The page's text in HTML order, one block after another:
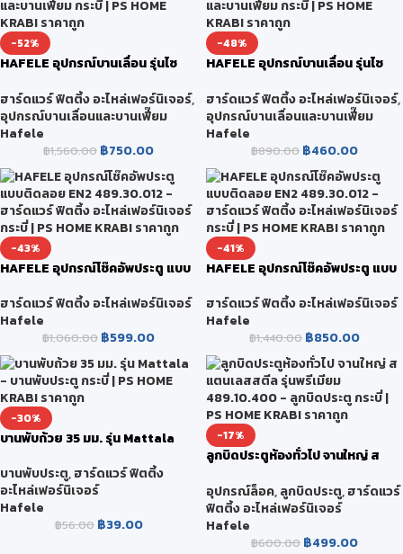
-52%
HAFELE อุปกรณ์บานเลื่อน รุ่นไซ
499.72.055
ฮาร์ดแวร์ ฟิตติ้ง อะไหล่เฟอร์นิเจอร์,
อุปกรณ์บานเลื่อนและบานเฟี๊ยม
Hafele
฿1,560.00 ฿750.00
-48%
HAFELE อุปกรณ์บานเลื่อน รุ่นไซ
499.72.050
ฮาร์ดแวร์ ฟิตติ้ง อะไหล่เฟอร์นิเจอร์,
อุปกรณ์บานเลื่อนและบานเฟี๊ยม
Hafele
฿890.00 ฿460.00
-43%
HAFELE อุปกรณ์โช๊คอัพประตู แบบ
ฮาร์ดแวร์ ฟิตติ้ง อะไหล่เฟอร์นิเจอร์
Hafele
฿1,060.00 ฿599.00
-41%
HAFELE อุปกรณ์โช๊คอัพประตู แบบ
ฮาร์ดแวร์ ฟิตติ้ง อะไหล่เฟอร์นิเจอร์
Hafele
฿1,440.00 ฿850.00
-30%
บานพับถ้วย 35 มม. รุ่น Mattala
บานพับประตู,ฮาร์ดแวร์ ฟิตติ้ง
อะไหล่เฟอร์นิเจอร์
Hafele
฿56.00 ฿39.00
-17%
ลูกบิดประตูห้องทั่วไป จานใหญ่ ส
489.10.400
อุปกรณ์ล็อค,ลูกบิดประตู,ฮาร์ดแวร์
ฟิตติ้ง อะไหล่เฟอร์นิเจอร์
Hafele
฿600.00 ฿499.00